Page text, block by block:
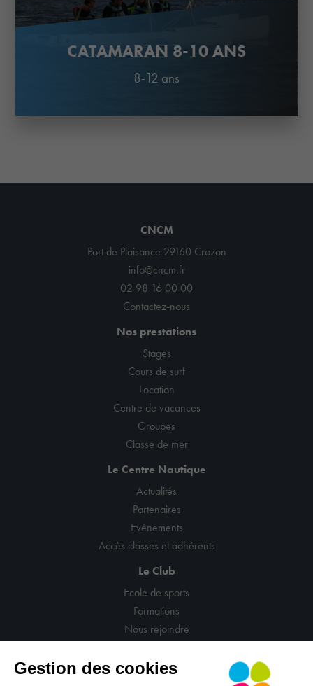
CATAMARAN 8-10 ANS
8-12 ans
CNCM
Port de Plaisance 29160 Crozon
info@cncm.fr
02 98 16 00 00
Contactez-nous
Nos prestations
Stages
Cours de surf
Location
Centre de vacances
Groupes
Classe de mer
Le Centre Nautique
Actualités
Partenaires
Evénements
Accès classes et adhérents
Le Club
Ecole de sports
Formations
Nous rejoindre
Gestion des cookies